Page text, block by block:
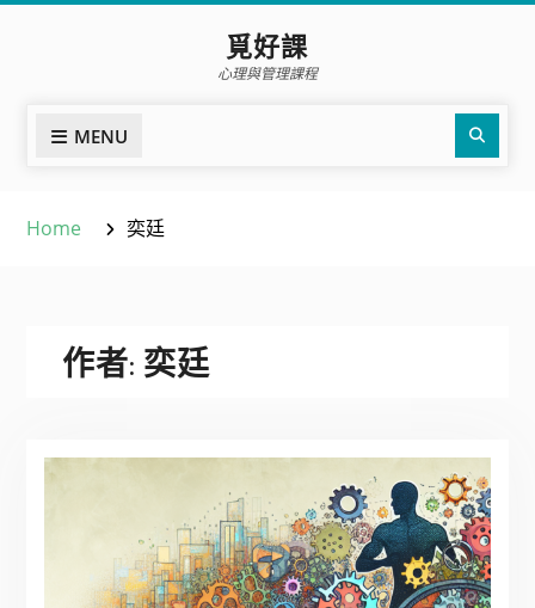
覓好課
心理與管理課程
MENU
Home 奕廷
作者: 奕廷